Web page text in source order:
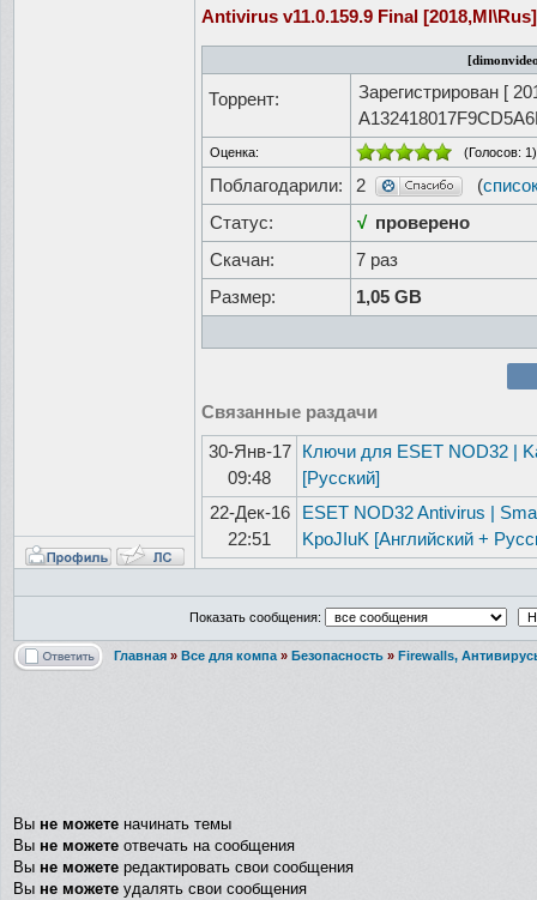
Antivirus v11.0.159.9 Final [2018,Ml\Rus]
Торрент: Зарегистрирован [
Оценка: (Голосов: 1)
Поблагодарили: 2 (
Статус:
√ проверено
Скачан:
7 раз
Размер:
1,05 GB
Связанные раздачи
30-Янв-17
09:48
Ключи для ESET NOD32 |
[Русский]
22-Дек-16
22:51
ESET NOD32 Antivirus |
KpoJIuK [Английский +
Показать сообщения:
Главная » Все для компа » Безопасность » Firewalls,
Вы не можете начинать темы
Вы не можете отвечать на сообщения
Вы не можете редактировать свои сообщения
Вы не можете удалять свои сообщения